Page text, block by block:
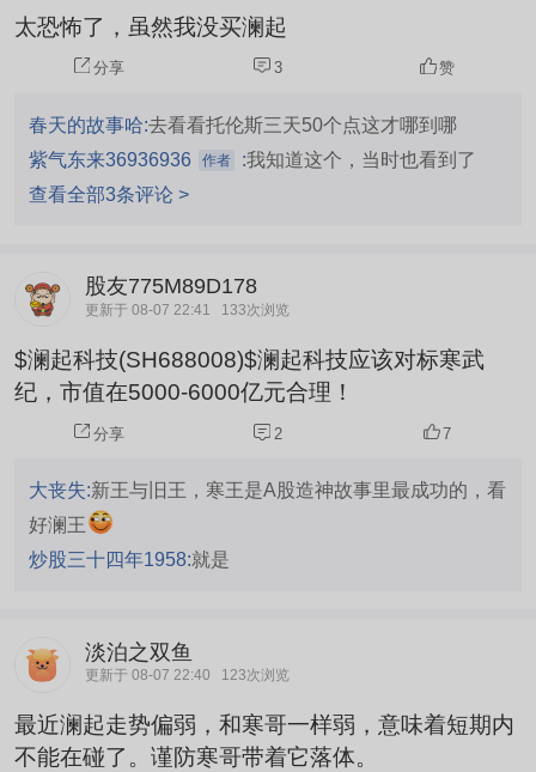
太恐怖了，虽然我没买澜起
分享 3 赞
春天的故事哈:去看看托伦斯三天50个点这才哪到哪
紫气东来36936936
作者 :我知道这个，当时也看到了
查看全部3条评论 >
股友775M89D178
更新于 08-07 22:41 133次浏览
$澜起科技(SH688008)$澜起科技应该对标寒武
纪，市值在5000-6000亿元合理！
分享 2 7
大丧失:新王与旧王，寒王是A股造神故事里最成功的，看
好澜王
炒股三十四年1958:就是
淡泊之双鱼
更新于 08-07 22:40 123次浏览
最近澜起走势偏弱，和寒哥一样弱，意味着短期内
不能在碰了。谨防寒哥带着它落体。